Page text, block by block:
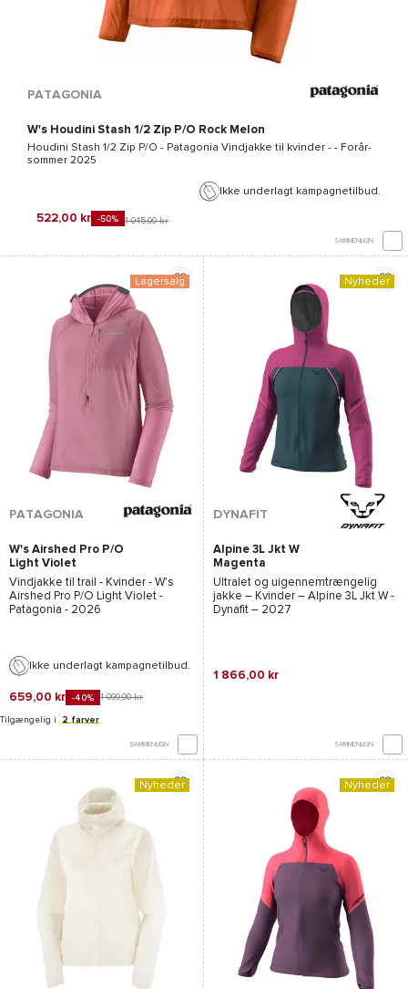
PATAGONIA
W's Houdini Stash 1/2 Zip P/O Rock Melon
Houdini Stash 1/2 Zip P/O - Patagonia Vindjakke til kvinder - - Forår-
sommer 2025
Ikke underlagt kampagnetilbud.
522,00 kr -50% 1 045,00 kr
SAMMENLIGN
Lagersalg
PATAGONIA
W's Airshed Pro P/O
Light Violet
Vindjakke til trail - Kvinder - W's
Airshed Pro P/O Light Violet -
Patagonia - 2026
Ikke underlagt kampagnetilbud.
659,00 kr -40% 1 099,90 kr
Tilgængelig i 2 farver
SAMMENLIGN
Nyheder
DYNAFIT
Alpine 3L Jkt W
Magenta
Ultralet og uigennemtrængelig
jakke – Kvinder – Alpine 3L Jkt W -
Dynafit – 2027
1 866,00 kr
SAMMENLIGN
Nyheder Nyheder